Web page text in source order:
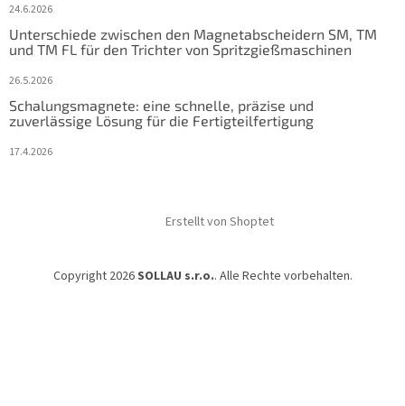
24.6.2026
Unterschiede zwischen den Magnetabscheidern SM, TM
und TM FL für den Trichter von Spritzgießmaschinen
26.5.2026
Schalungsmagnete: eine schnelle, präzise und
zuverlässige Lösung für die Fertigteilfertigung
17.4.2026
Erstellt von Shoptet
Copyright 2026SOLLAU s.r.o.. Alle Rechte vorbehalten.